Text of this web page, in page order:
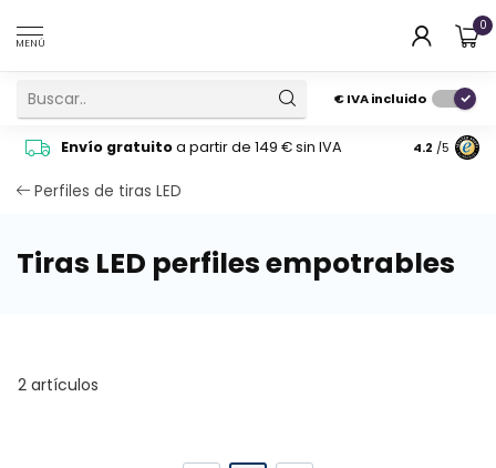
MENÚ
0
€IVA incluido
Envío gratuitoa partir de 149 € sin IVA Pide
4.2 /5
Perfiles de tiras LED
Tiras LED perfiles empotrables
2 artículos